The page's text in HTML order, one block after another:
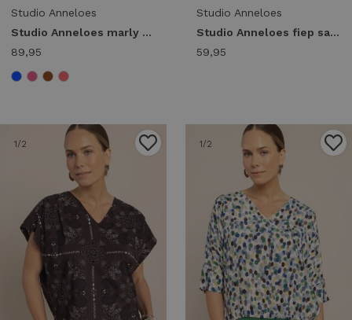
Studio Anneloes
Studio Anneloes marly top 13821 T-shirt Korte mouw 2800 coral red
89,95
Studio Anneloes
Studio Anneloes fiep sardines t-shirt 13826 T-shirt Korte mouw 1100 off white
59,95
1/2 1/2